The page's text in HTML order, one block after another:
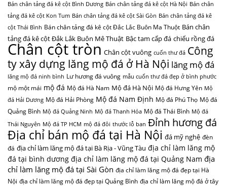
Bán chân tảng đá kê cột Bình Dương Bán chân tảng đá kê cột Hà Nội Bán chân
tảng đá kê cột Kon Tum Bán chân tảng đá kê cột Sài Gòn Bán chân tảng đá kê
cột Thái Bình Bán chân tảng đá kê cột Đắc Lắc Buôn Ma Thuột Bán chân
tảng đá kê cột Đắk Lắk Buôn Mê Thuật Bậc tam cấp đá chiếu rồng đá
Chân cột tròn Chân cột vuông cuốn thư đá Công
ty xây dựng lăng mộ đá ở Hà Nội lăng mộ đá
lăng mộ đá ninh bình Lư hương đá vuông mẫu cuốn thư đá đẹp ở bình phước
mộ một mái mộ đá Mộ đá Hà Nam Mộ đá Hà Nội Mộ đá Hưng Yên Mộ
đá Hải Dương Mộ đá Hải Phòng Mộ đá Nam Định Mộ đá Phú Thọ Mộ đá
Quảng Bình Mộ đá Quảng Ninh Mộ đá Thanh Hóa Mộ đá Thái Bình Mộ đá
Thái Nguyên Mộ đá TP HCM mộ đá đôi thước lỗ ban Đỉnh hương đá
Địa chỉ bán mộ đá tại Hà Nội đá mỹ nghệ đèn
đá địa chỉ làm lăng mộ đá tại Bà Rịa - Vũng Tàu địa chỉ làm lăng mộ
đá tại bình dương địa chỉ làm lăng mộ đá tại Quảng Nam địa
chỉ làm lăng mộ đá tại Sài Gòn địa chỉ làm lăng mộ đá đẹp tại Hà
Nội địa chỉ làm lăng mộ đá đẹp tại Quảng Bình địa chỉ làm lăng mộ đá ở tây